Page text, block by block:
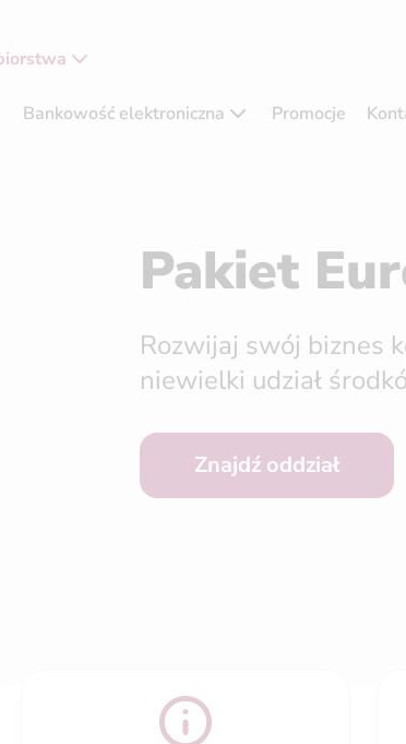
Bankowość elektroniczna Promocje
Pakiet
Rozwijaj swój biznes
niewielki udział
Znajdź oddział